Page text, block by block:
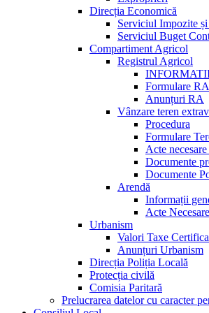
Direcția Economică
Serviciul Impozite
Serviciul Buget
Compartiment Agricol
Registrul Agricol
Formulare RA
Anunțuri RA
Vânzare teren
Procedura
Formulare
Acte
Documente
Documente
Arendă
Informații
Acte Necesare
Urbanism
Valori Taxe
Anunțuri Urbanism
Direcția Poliția Locală
Protecția civilă
Comisia Paritară
Prelucrarea datelor cu caracter